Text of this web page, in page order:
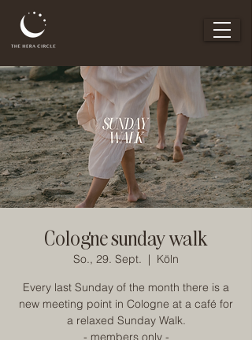
Cologne sunday walk
So., 29. Sept.
  |
Köln
Every last Sunday of the month there is a
new meeting point in Cologne at a café for
a relaxed Sunday Walk.
- members only -